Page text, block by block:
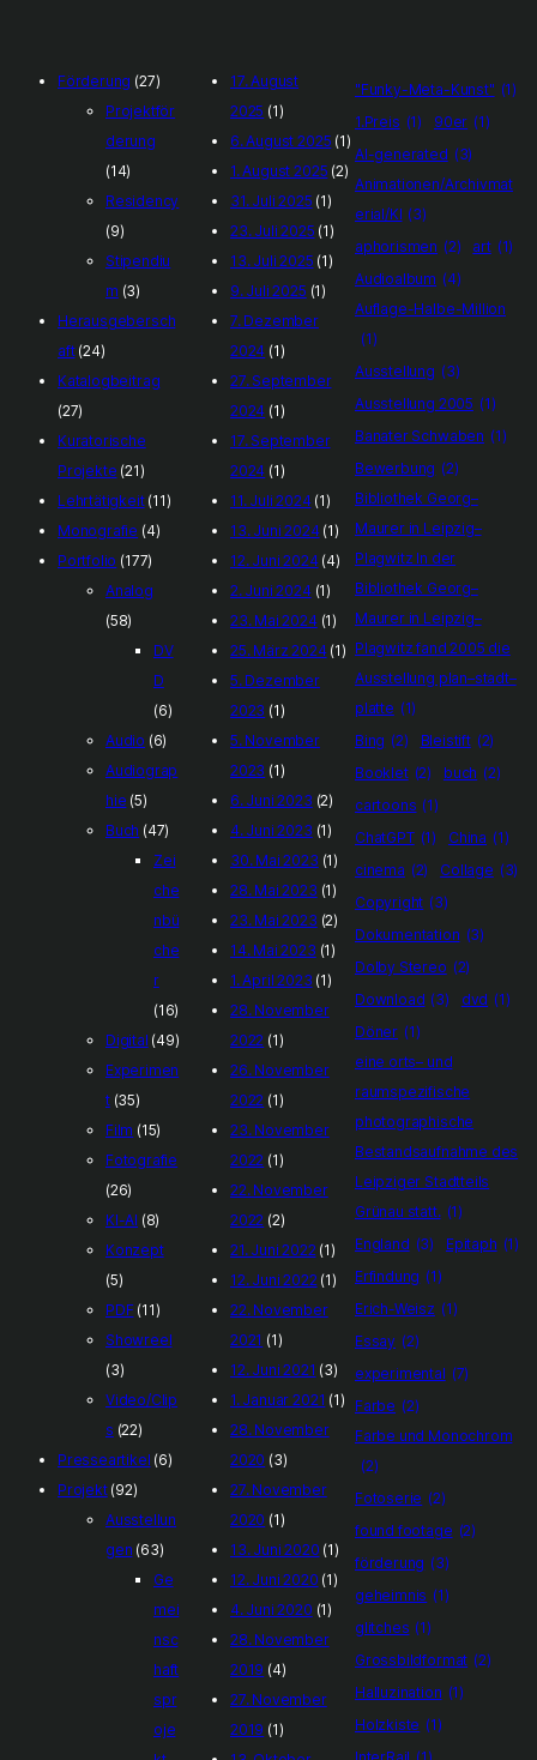
Förderung (27)
Projektför
derung
(14)
Residency
(9)
Stipendiu
m (3)
Herausgebersch
aft(24)
Katalogbeitrag
(27)
Kuratorische
Projekte (21)
Lehrtätigkeit(11)
Monografie (4)
Portfolio (177)
Analog
(58)
DV
D
(6)
Audio (6)
Audiograp
hie (5)
Buch (47)
Zei
che
nbü
che
r
(16)
Digital (49)
Experimen
t(35)
Film (15)
Fotografie
(26)
KI-AI (8)
Konzept
(5)
PDF(11)
Showreel
(3)
Video/Clip
s (22)
Presseartikel (6)
Projekt(92)
Ausstellun
gen (63)
Ge
mei
nsc
haft
spr
oje
17. August
2025 (1)
6. August 2025 (1)
1. August 2025 (2)
31. Juli 2025 (1)
23. Juli 2025 (1)
13. Juli 2025 (1)
9. Juli 2025 (1)
7. Dezember
2024 (1)
27. September
2024 (1)
17. September
2024 (1)
11. Juli 2024(1)
13. Juni 2024(1)
12. Juni 2024(4)
2. Juni 2024(1)
23. Mai 2024(1)
25. März 2024(1)
5. Dezember
2023 (1)
5. November
2023 (1)
6. Juni 2023 (2)
4. Juni 2023 (1)
30. Mai 2023 (1)
28. Mai 2023 (1)
23. Mai 2023 (2)
14. Mai 2023 (1)
1. April 2023 (1)
28. November
2022 (1)
26. November
2022 (1)
23. November
2022 (1)
22. November
2022 (2)
21. Juni 2022 (1)
12. Juni 2022 (1)
22. November
2021 (1)
12. Juni 2021 (3)
1. Januar 2021 (1)
28. November
2020 (3)
27. November
2020 (1)
13. Juni 2020 (1)
12. Juni 2020 (1)
4. Juni 2020 (1)
28. November
2019 (4)
27. November
2019 (1)
"Funky-Meta-Kunst" (1)
1.Preis (1) 90er (1)
AI-generated (3)
Animationen/Archivmat
erial/KI (3)
aphorismen (2) art (1)
Audioalbum (4)
Auflage-Halbe-Million
(1)
Ausstellung (3)
Ausstellung 2005 (1)
Banater Schwaben (1)
Bewerbung (2)
Bibliothek Georg–
Maurer in Leipzig–
Plagwitz In der
Bibliothek Georg–
Maurer in Leipzig–
Plagwitz fand 2005 die
Ausstellung plan–stadt–
platte (1)
Bing (2) Bleistift (2)
Booklet (2) buch (2)
cartoons (1)
ChatGPT (1) China (1)
cinema (2) Collage (3)
Copyright (3)
Dokumentation (3)
Dolby Stereo (2)
Download (3) dvd (1)
Döner (1)
eine orts– und
raumspezifische
photographische
Bestandsaufnahme des
Leipziger Stadtteils
Grünau statt. (1)
England (3) Epitaph (1)
Erfindung (1)
Erich-Weisz (1)
Essay (2)
experimental (7)
Farbe (2)
Farbe und Monochrom
(2)
Fotoserie (2)
found footage (2)
förderung (3)
geheimnis (1)
glitches (1)
Grossbildformat (2)
Halluzination (1)
Holzkiste (1)